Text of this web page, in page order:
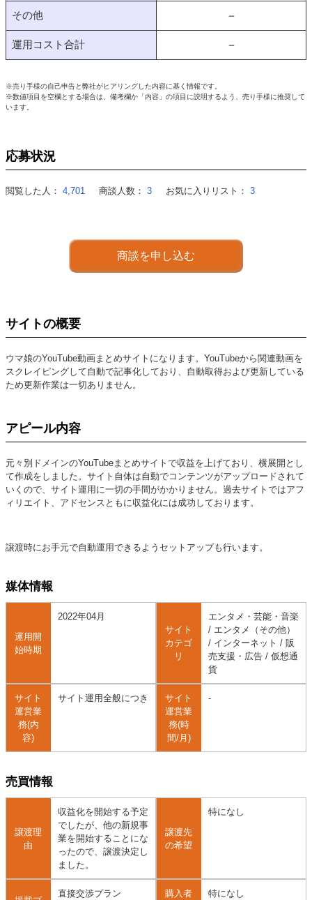
その他 －
運用コスト合計 －
※売り手様の自己申告と弊社がヒアリングした内容に基く情報です。
※数値項目を空欄とする場合は、備考欄か「内容」の項目に説明するよう、売り手様に推奨して
います。
応募状況
閲覧した人： 4,701 商談人数： 3 お気に入りリスト： 3
商談を申し込む
サイトの概要
ウマ娘のYouTube動画まとめサイトになります。YouTubeから関連動画を
スクレイピングして自動で記事化しており、自動取得および更新している
ため更新作業は一切ありません。
アピール内容
元々別ドメインのYouTubeまとめサイトで収益を上げており、横展開とし
て作成をしました。サイト自体は自動でコンテンツがアップロードされて
いくので、サイト運用に一切の手間がかかりません。過去サイトではアフ
ィリエイト、アドセンスともに収益化には成功しております。
譲渡時にお手元で自動運用できるようセットアップも行います。
媒体情報
運用開
始時期
2022年04月
サイト
カテゴ
リ
エンタメ・芸能・音楽
/ エンタメ（その他）
/ インターネット / 販
売支援・広告 / 仮想通
貨
サイト
運営業
務(内
容)
サイト運用全般につき
サイト
運営業
務(時
間/月)
-
売買情報
譲渡理
由
収益化を開始する予定
でしたが、他の新規事
業を開始することにな
ったので、譲渡決定し
ました。
譲渡先
の希望
特になし
直接交渉プラン 購入者 特になし